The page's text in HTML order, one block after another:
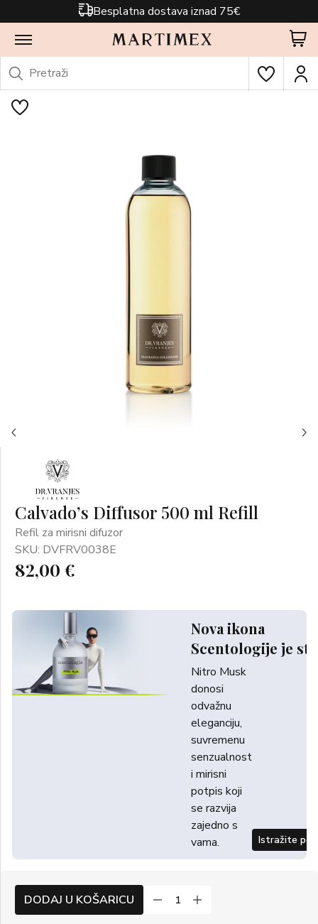
Besplatna dostava iznad 75€
Calvado’s Diffusor 500 ml Refill
Refil za mirisni difuzor
SKU: DVFRV0038E
82,00 €
Nova ikona
Scentologije je
Nitro Musk
donosi
odvažnu
eleganciju,
suvremenu
senzualnost
i mirisni
potpis koji
se razvija
zajedno s
vama.
Istražite
DODAJ U KOŠARICU